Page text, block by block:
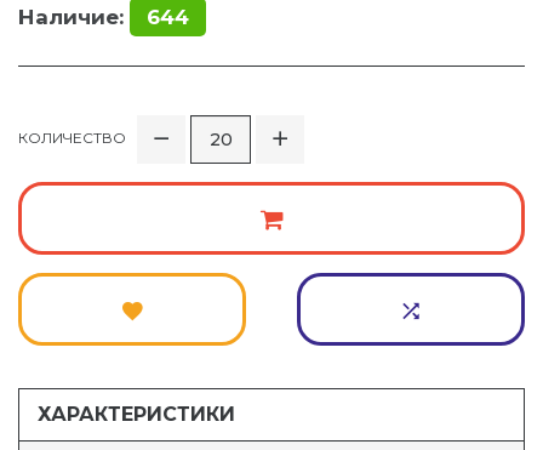
Наличие: 644
КОЛИЧЕСТВО
ХАРАКТЕРИСТИКИ